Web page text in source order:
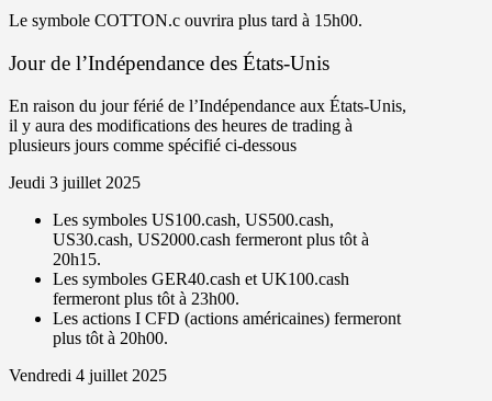
Le symbole COTTON.c ouvrira plus tard à 15h00.
Jour de l’Indépendance des États-Unis
En raison du jour férié de l’Indépendance aux États-Unis,
il y aura des modifications des heures de trading à
plusieurs jours comme spécifié ci-dessous
Jeudi 3 juillet 2025
Les symboles US100.cash, US500.cash,
US30.cash, US2000.cash fermeront plus tôt à
20h15.
Les symboles GER40.cash et UK100.cash
fermeront plus tôt à 23h00.
Les actions I CFD (actions américaines) fermeront
plus tôt à 20h00.
Vendredi 4 juillet 2025